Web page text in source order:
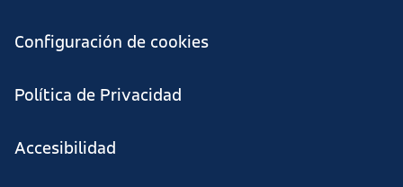
Configuración de cookies
Política de Privacidad
Accesibilidad